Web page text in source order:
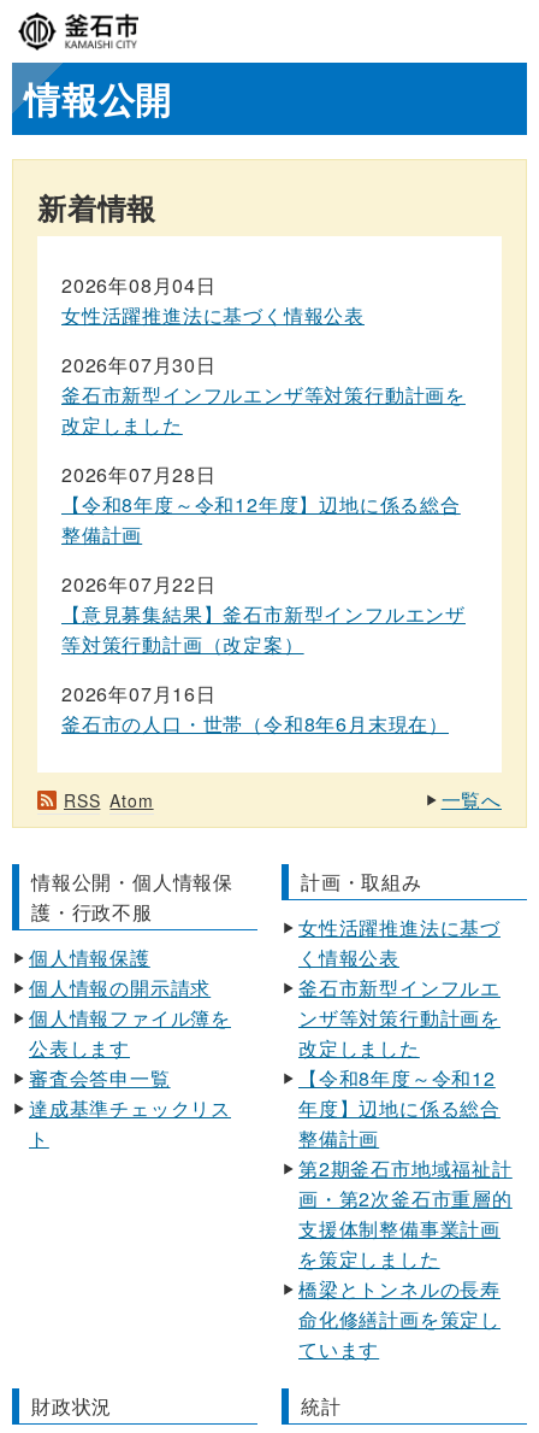
情報公開
新着情報
2026年08月04日
女性活躍推進法に基づく情報公表
2026年07月30日
釜石市新型インフルエンザ等対策行動計画を
改定しました
2026年07月28日
【令和8年度～令和12年度】辺地に係る総合
整備計画
2026年07月22日
【意見募集結果】釜石市新型インフルエンザ
等対策行動計画（改定案）
2026年07月16日
釜石市の人口・世帯（令和8年6月末現在）
一覧へ
RSS Atom
情報公開・個人情報保
護・行政不服
個人情報保護
個人情報の開示請求
個人情報ファイル簿を
公表します
審査会答申一覧
達成基準チェックリス
ト
計画・取組み
女性活躍推進法に基づ
く情報公表
釜石市新型インフルエ
ンザ等対策行動計画を
改定しました
【令和8年度～令和12
年度】辺地に係る総合
整備計画
第2期釜石市地域福祉計
画・第2次釜石市重層的
支援体制整備事業計画
を策定しました
橋梁とトンネルの長寿
命化修繕計画を策定し
ています
財政状況
統計